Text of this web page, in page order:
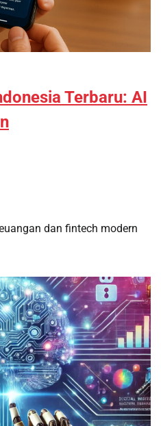
Terbaru: AI
dan fintech modern